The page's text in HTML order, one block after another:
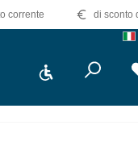
corrente di sconto
Show toolbar